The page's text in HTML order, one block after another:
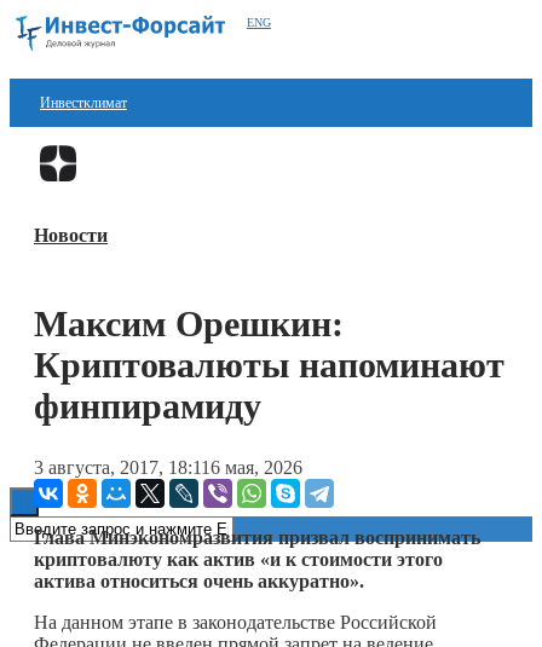
ENG
Инвестклимат
Финансы
Блокчейн
ESG
Новости
Максим Орешкин:
Криптовалюты напоминают
финпирамиду
3 августа, 2017, 18:116 мая, 2026
Глава Минэкономразвития призвал воспринимать
криптовалюту как актив «и к стоимости этого
актива относиться очень аккуратно».
На данном этапе в законодательстве Российской